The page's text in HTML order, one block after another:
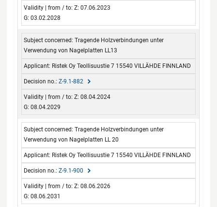
Z: 07.06.2023
G: 03.02.2028
Tragende Holzverbindungen unter
Verwendung von Nagelplatten LL13
Ristek Oy Teollisuustie 7 15540 VILLÄHDE FINNLAND
Z-9.1-882
Z: 08.04.2024
G: 08.04.2029
Tragende Holzverbindungen unter
Verwendung von Nagelplatten LL 20
Ristek Oy Teollisuustie 7 15540 VILLÄHDE FINNLAND
Z-9.1-900
Z: 08.06.2026
G: 08.06.2031